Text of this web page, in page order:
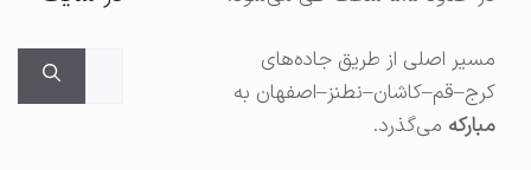
مسیر اصلی از طریق جاده‌های
کرج–قم–کاشان–نطنز–اصفهان به
مبارکهمی‌گذرد.